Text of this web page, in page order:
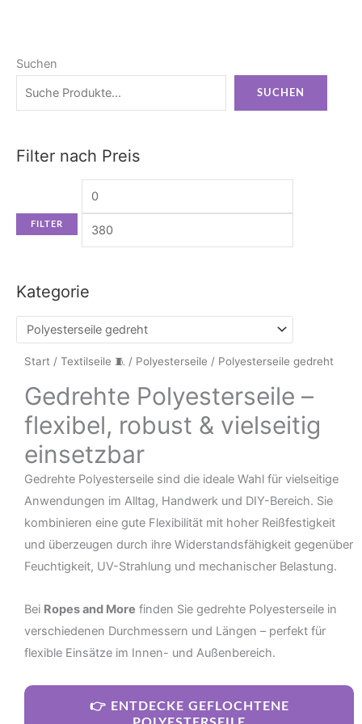
Suchen
SUCHEN
Filter nach Preis
Preis
Preis
FILTER
Kategorie
Start / Textilseile 🧵 / Polyesterseile / Polyesterseile gedreht
Gedrehte Polyesterseile –
flexibel, robust & vielseitig
einsetzbar
Gedrehte Polyesterseile sind die ideale Wahl für vielseitige
Anwendungen im Alltag, Handwerk und DIY-Bereich. Sie
kombinieren eine gute Flexibilität mit hoher Reißfestigkeit
und überzeugen durch ihre Widerstandsfähigkeit gegenüber
Feuchtigkeit, UV-Strahlung und mechanischer Belastung.
Bei Ropes and More finden Sie gedrehte Polyesterseile in
verschiedenen Durchmessern und Längen – perfekt für
flexible Einsätze im Innen- und Außenbereich.
👉 ENTDECKE GEFLOCHTENE